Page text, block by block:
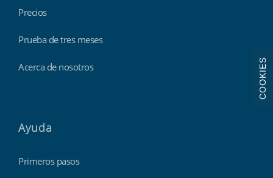
Precios
Prueba de tres meses
Acerca de nosotros
Ayuda
Primeros pasos
COOKIES